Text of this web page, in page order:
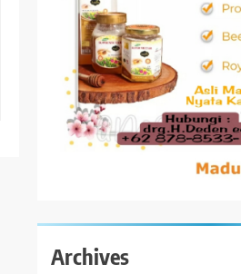
Archives